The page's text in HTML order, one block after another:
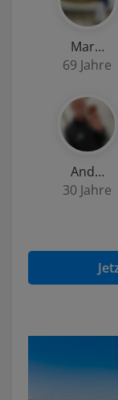
Mar…
69 Jahre
And…
30 Jahre